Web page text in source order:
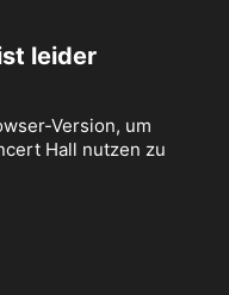
leider
Version, um
Hall nutzen zu